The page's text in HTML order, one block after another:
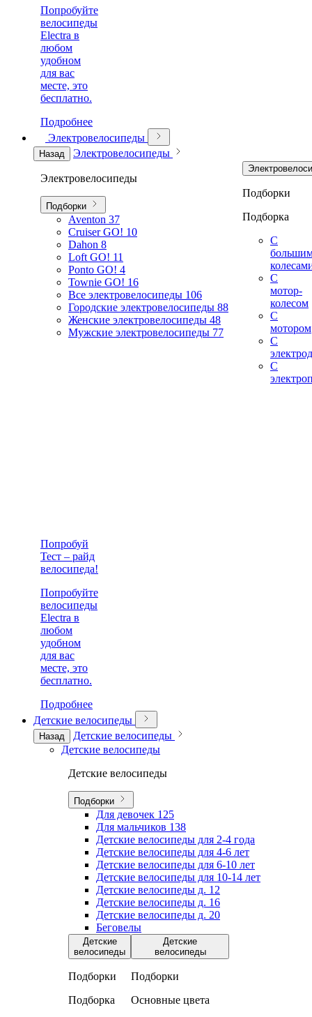
Попробуйте
велосипеды
Electra в
любом
удобном
для вас
месте, это
бесплатно.
Подробнее
Электровелосипеды
Назад Электровелосипеды
Электровелосипеды
Подборки
Aventon 37
Cruiser GO! 10
Dahon 8
Loft GO! 11
Ponto GO! 4
Townie GO! 16
Все электровелосипеды 106
Городские электровелосипеды 88
Женские электровелосипеды 48
Мужские электровелосипеды 77
Подборки
Подборка
С
С
мотор-
колесом
С
мотором
С
С
Попробуй
Тест – райд
велосипеда!
Попробуйте
велосипеды
Electra в
любом
удобном
для вас
месте, это
бесплатно.
Подробнее
Детские велосипеды
Назад
Детские велосипеды
Детские велосипеды
Детские велосипеды
Подборки
Для девочек 125
Для мальчиков 138
Детские велосипеды для 2-4 года
Детские велосипеды для 4-6 лет
Детские велосипеды для 6-10 лет
Детские велосипеды для 10-14 лет
Детские велосипеды д. 12
Детские велосипеды д. 16
Детские велосипеды д. 20
Беговелы
Детские
велосипеды
Подборки
Подборка
Детские
велосипеды
Подборки
Основные цвета